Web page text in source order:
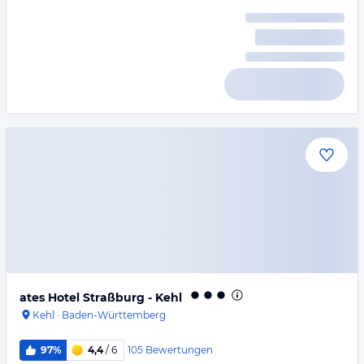
ates Hotel Straßburg - Kehl
Kehl · Baden-Württemberg
97% 4,4/ 6 105 Bewertungen